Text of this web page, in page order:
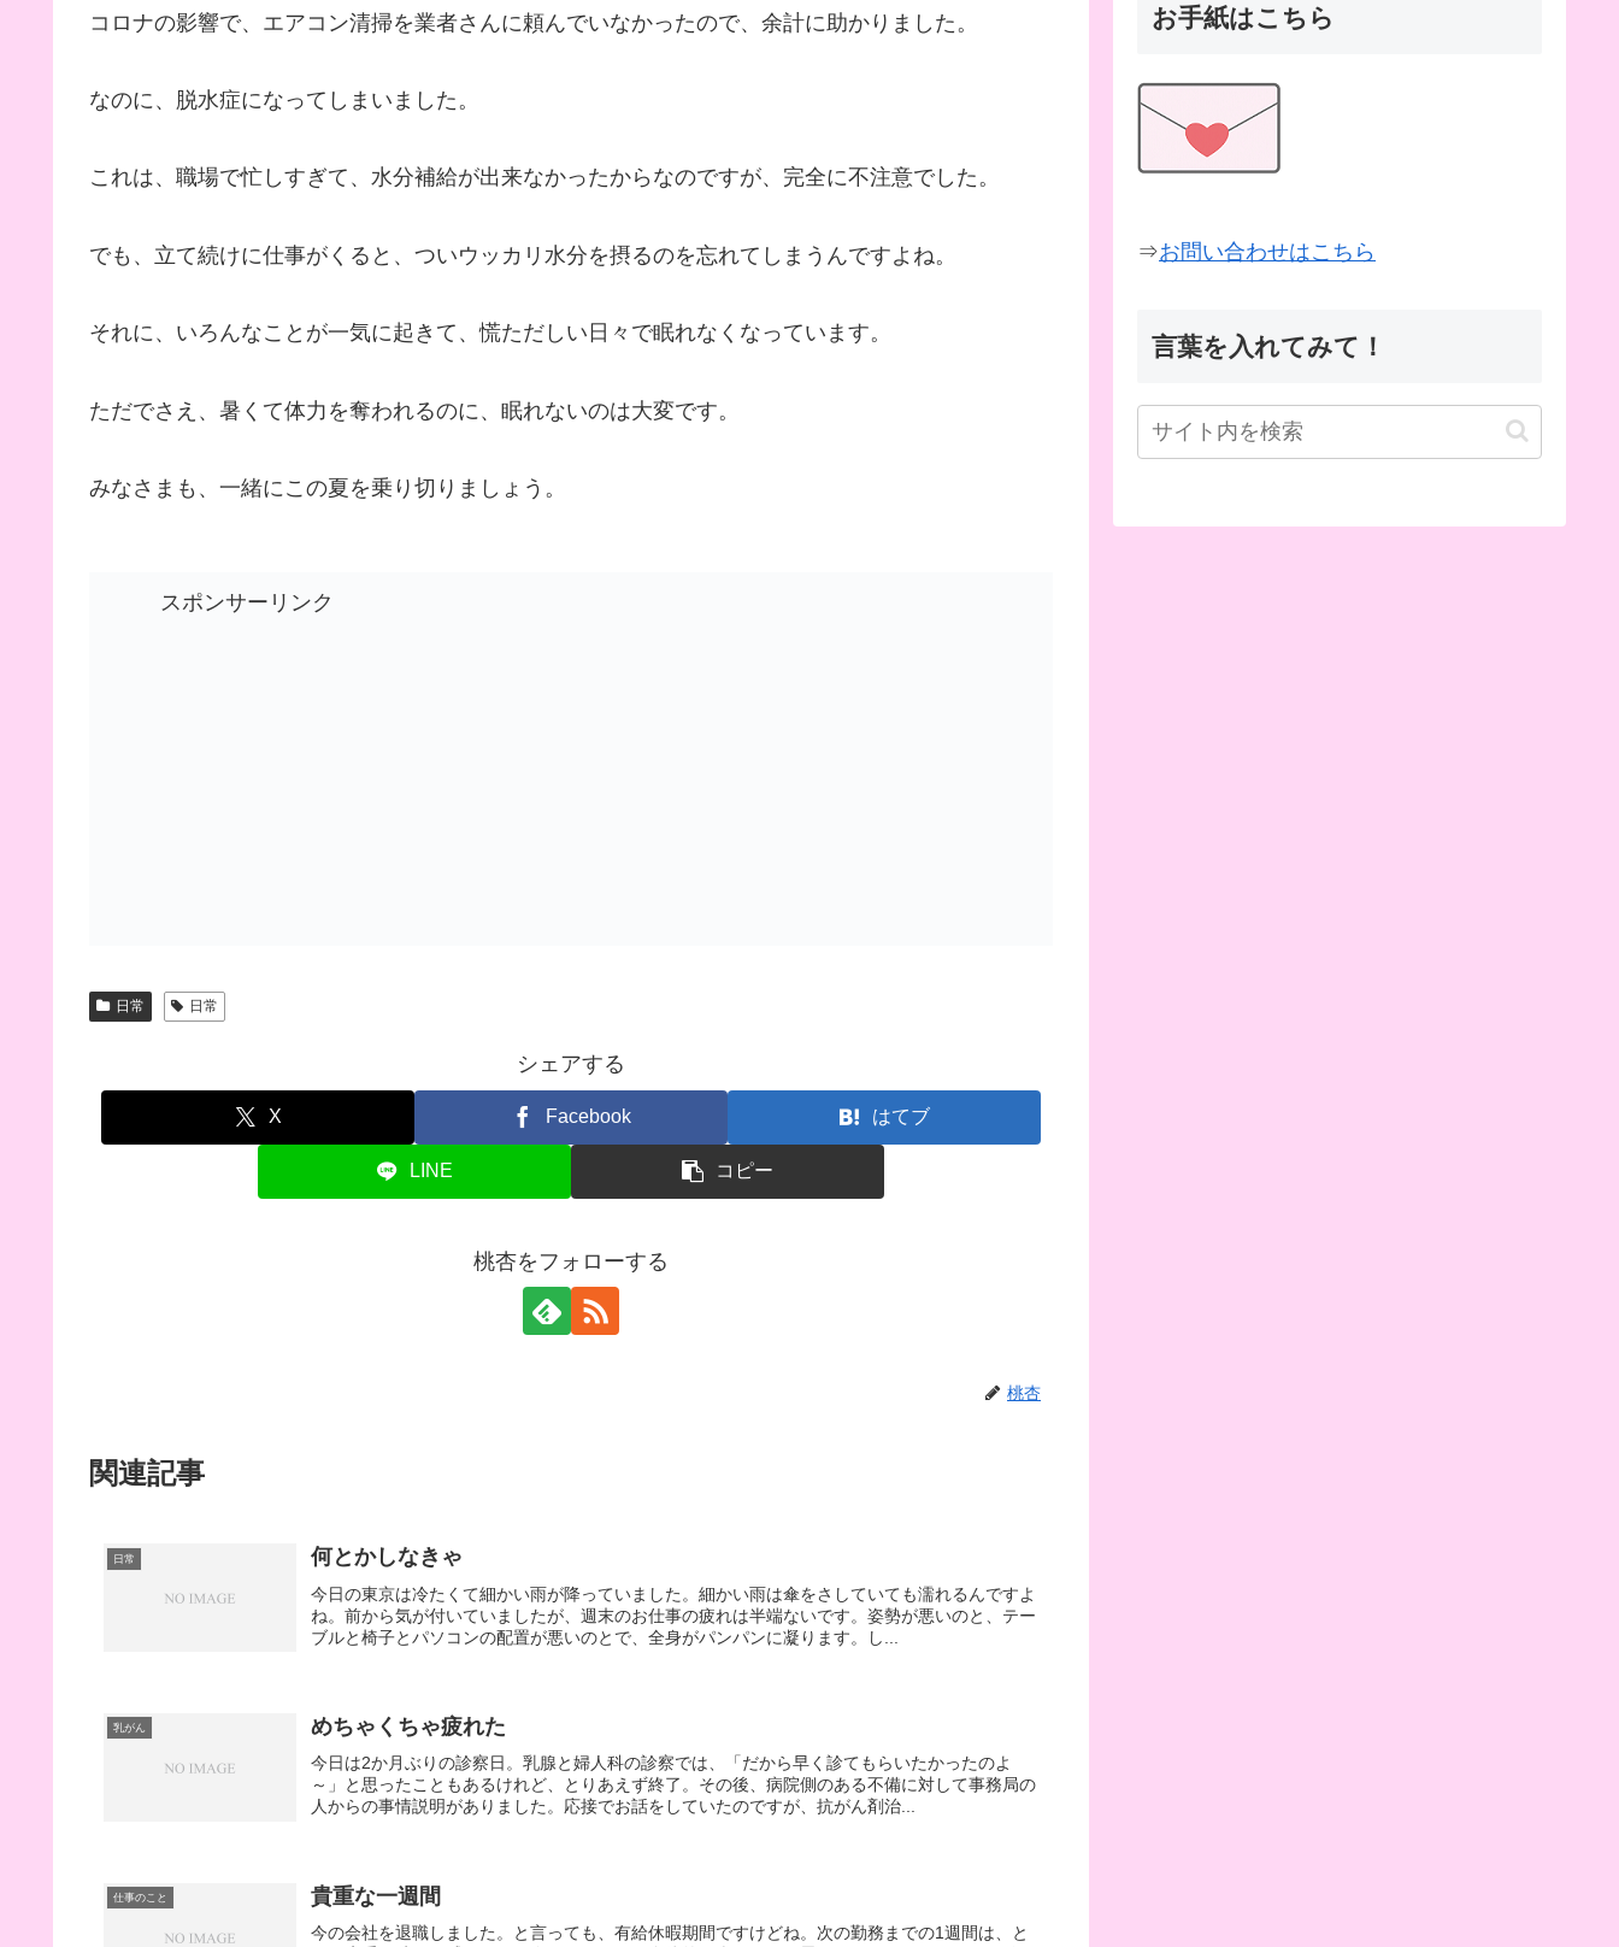
コロナの影響で、エアコン清掃を業者さんに頼んでいなかったので、余計に助かりました。
なのに、脱水症になってしまいました。
これは、職場で忙しすぎて、水分補給が出来なかったからなのですが、完全に不注意でした。
でも、立て続けに仕事がくると、ついウッカリ水分を摂るのを忘れてしまうんですよね。
それに、いろんなことが一気に起きて、慌ただしい日々で眠れなくなっています。
ただでさえ、暑くて体力を奪われるのに、眠れないのは大変です。
みなさまも、一緒にこの夏を乗り切りましょう。
スポンサーリンク
日常 日常
シェアする
X Facebook はてブ
LINE コピー
桃杏をフォローする
桃杏
関連記事
日常 何とかしなきゃ
今日の東京は冷たくて細かい雨が降っていました。細かい雨は傘をさしていても濡れるんですよ
ね。前から気が付いていましたが、週末のお仕事の疲れは半端ないです。姿勢が悪いのと、テー
ブルと椅子とパソコンの配置が悪いのとで、全身がパンパンに凝ります。し...
乳がん めちゃくちゃ疲れた
今日は2か月ぶりの診察日。乳腺と婦人科の診察では、「だから早く診てもらいたかったのよ
～」と思ったこともあるけれど、とりあえず終了。その後、病院側のある不備に対して事務局の
人からの事情説明がありました。応接でお話をしていたのですが、抗がん剤治...
仕事のこと 貴重な一週間
今の会社を退職しました。と言っても、有給休暇期間ですけどね。次の勤務までの1週間は、と
お手紙はこちら
⇒お問い合わせはこちら
言葉を入れてみて！